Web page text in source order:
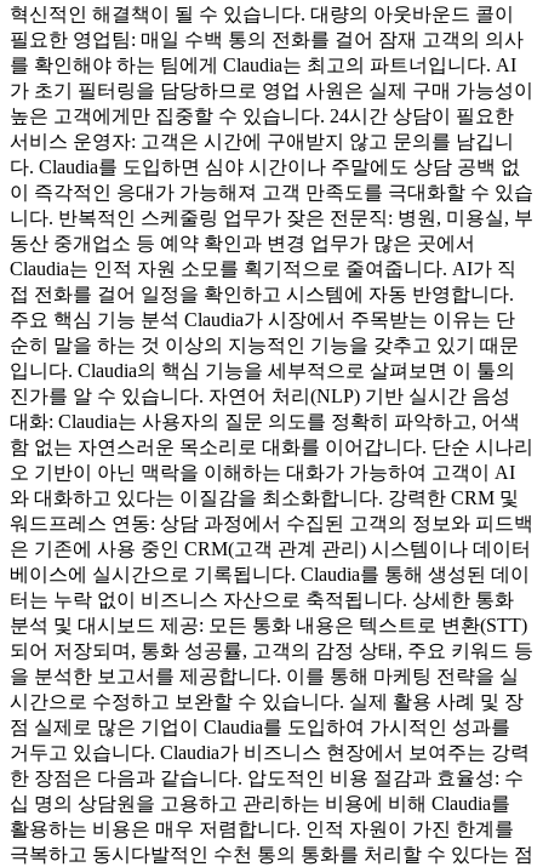
혁신적인 해결책이 될 수 있습니다. 대량의 아웃바운드 콜이
필요한 영업팀: 매일 수백 통의 전화를 걸어 잠재 고객의 의사
를 확인해야 하는 팀에게 Claudia는 최고의 파트너입니다. AI
가 초기 필터링을 담당하므로 영업 사원은 실제 구매 가능성이
높은 고객에게만 집중할 수 있습니다. 24시간 상담이 필요한
서비스 운영자: 고객은 시간에 구애받지 않고 문의를 남깁니
다. Claudia를 도입하면 심야 시간이나 주말에도 상담 공백 없
이 즉각적인 응대가 가능해져 고객 만족도를 극대화할 수 있습
니다. 반복적인 스케줄링 업무가 잦은 전문직: 병원, 미용실, 부
동산 중개업소 등 예약 확인과 변경 업무가 많은 곳에서
Claudia는 인적 자원 소모를 획기적으로 줄여줍니다. AI가 직
접 전화를 걸어 일정을 확인하고 시스템에 자동 반영합니다.
주요 핵심 기능 분석 Claudia가 시장에서 주목받는 이유는 단
순히 말을 하는 것 이상의 지능적인 기능을 갖추고 있기 때문
입니다. Claudia의 핵심 기능을 세부적으로 살펴보면 이 툴의
진가를 알 수 있습니다. 자연어 처리(NLP) 기반 실시간 음성
대화: Claudia는 사용자의 질문 의도를 정확히 파악하고, 어색
함 없는 자연스러운 목소리로 대화를 이어갑니다. 단순 시나리
오 기반이 아닌 맥락을 이해하는 대화가 가능하여 고객이 AI
와 대화하고 있다는 이질감을 최소화합니다. 강력한 CRM 및
워드프레스 연동: 상담 과정에서 수집된 고객의 정보와 피드백
은 기존에 사용 중인 CRM(고객 관계 관리) 시스템이나 데이터
베이스에 실시간으로 기록됩니다. Claudia를 통해 생성된 데이
터는 누락 없이 비즈니스 자산으로 축적됩니다. 상세한 통화
분석 및 대시보드 제공: 모든 통화 내용은 텍스트로 변환(STT)
되어 저장되며, 통화 성공률, 고객의 감정 상태, 주요 키워드 등
을 분석한 보고서를 제공합니다. 이를 통해 마케팅 전략을 실
시간으로 수정하고 보완할 수 있습니다. 실제 활용 사례 및 장
점 실제로 많은 기업이 Claudia를 도입하여 가시적인 성과를
거두고 있습니다. Claudia가 비즈니스 현장에서 보여주는 강력
한 장점은 다음과 같습니다. 압도적인 비용 절감과 효율성: 수
십 명의 상담원을 고용하고 관리하는 비용에 비해 Claudia를
활용하는 비용은 매우 저렴합니다. 인적 자원이 가진 한계를
극복하고 동시다발적인 수천 통의 통화를 처리할 수 있다는 점